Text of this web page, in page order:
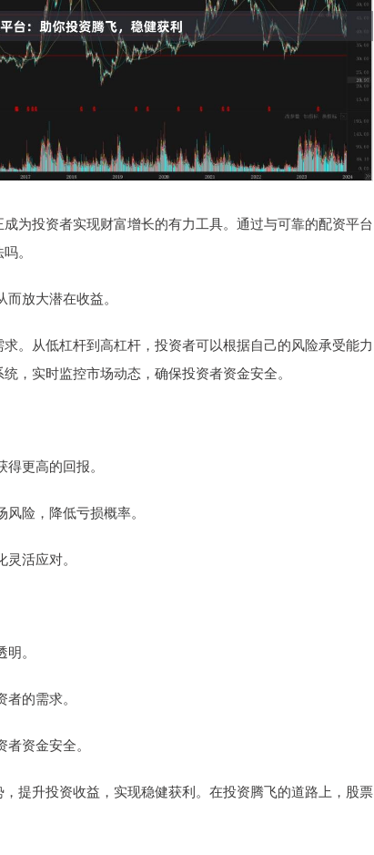
为投资者实现财富增长的有力工具。通过与可靠的配资平台
。
放大潜在收益。
。从低杠杆到高杠杆，投资者可以根据自己的风险承受能力
，实时监控市场动态，确保投资者资金安全。
更高的回报。
险，降低亏损概率。
活应对。
。
的需求。
资金安全。
提升投资收益，实现稳健获利。在投资腾飞的道路上，股票